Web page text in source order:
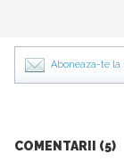
Aboneaza-te la
COMENTARII (5)